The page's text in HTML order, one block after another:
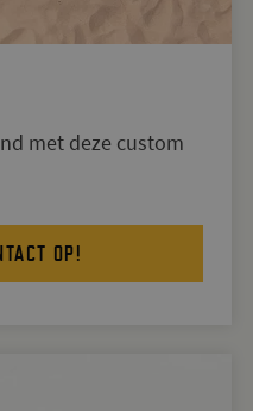
met deze custom
OP!